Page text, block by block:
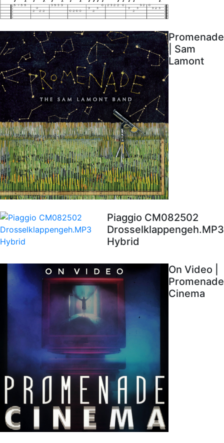
Promenade
| Sam
Lamont
Piaggio CM082502
Drosselklappengeh.MP3
Hybrid
On Video |
Promenade
Cinema